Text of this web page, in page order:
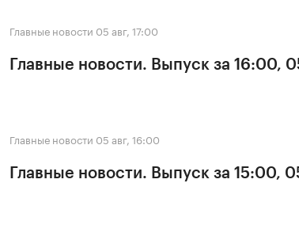
Главные новости 05 авг, 17:00
Главные новости. Выпуск за 16:00,
Главные новости 05 авг, 16:00
Главные новости. Выпуск за 15:00,